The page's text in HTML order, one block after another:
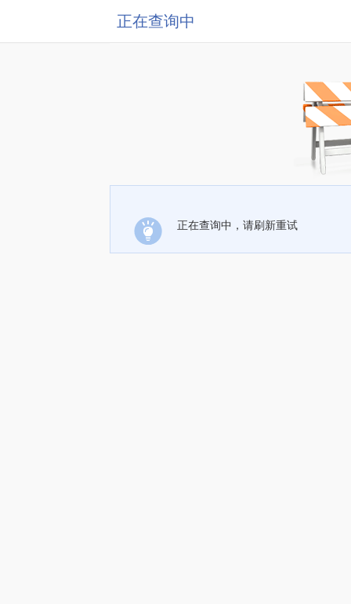
正在查询中
正在查询中，请刷新重试